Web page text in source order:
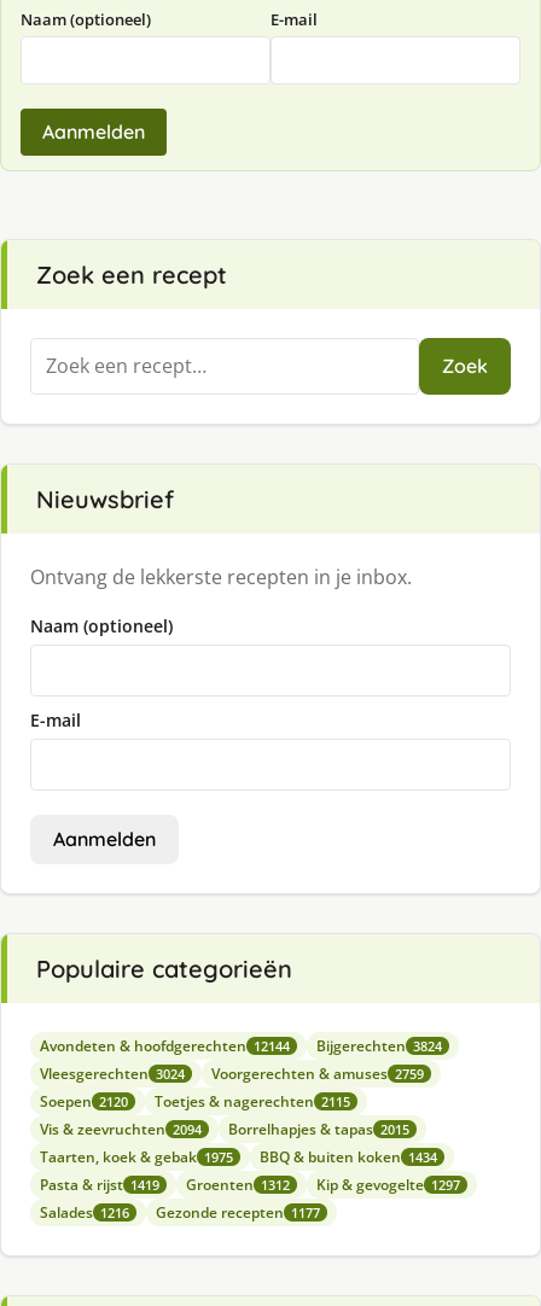
Naam (optioneel) E-mail
Aanmelden
Zoek een recept
Zoeken
naar:
Zoek
Nieuwsbrief
Ontvang de lekkerste recepten in je inbox.
Naam (optioneel)
E-mail
Aanmelden
Populaire categorieën
Avondeten & hoofdgerechten 12144 Bijgerechten 3824
Vleesgerechten 3024 Voorgerechten & amuses 2759
Soepen 2120 Toetjes & nagerechten 2115
Vis & zeevruchten 2094 Borrelhapjes & tapas 2015
Taarten, koek & gebak 1975 BBQ & buiten koken 1434
Pasta & rijst 1419 Groenten 1312 Kip & gevogelte 1297
Salades 1216 Gezonde recepten 1177